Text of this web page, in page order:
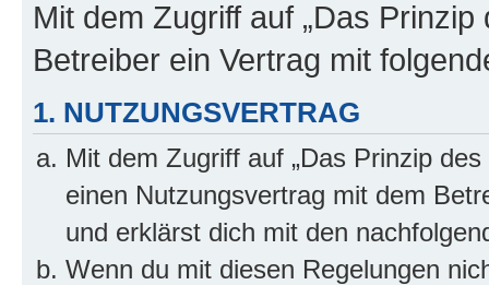
Mit dem Zugriff auf „Das
Betreiber ein Vertrag mit
1. NUTZUNGSVERTRAG
Mit dem Zugriff auf „Das Prinzip
einen Nutzungsvertrag mit dem
und erklärst dich mit den
Wenn du mit diesen Regelungen